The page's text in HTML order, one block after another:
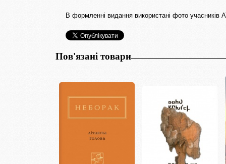
В формленні видання використані фото учасників
Пов'язані товари